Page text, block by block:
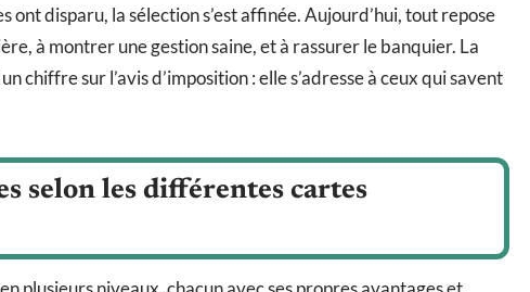
ont disparu, la sélection s’est affinée. Aujourd’hui, tout repose
à montrer une gestion saine, et à rassurer le banquier. La
chiffre sur l’avis d’imposition : elle s’adresse à ceux qui savent
selon les différentes cartes